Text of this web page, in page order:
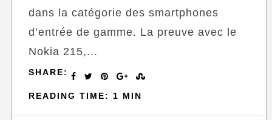
dans la catégorie des smartphones
d’entrée de gamme. La preuve avec le
Nokia 215,...
SHARE:
READING TIME: 1 MIN